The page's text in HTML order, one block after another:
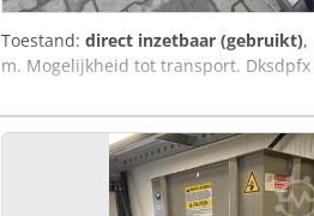
Toestand: direct inzetbaar (gebruikt),
m. Mogelijkheid tot transport.